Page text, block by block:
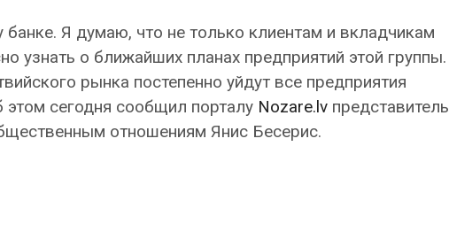
банке. Я думаю, что не только клиентам и вкладчикам
узнать о ближайших планах предприятий этой группы.
рынка постепенно уйдут все предприятия
этом сегодня сообщил порталу Nozare.lvпредставитель
отношениям Янис Бесерис.